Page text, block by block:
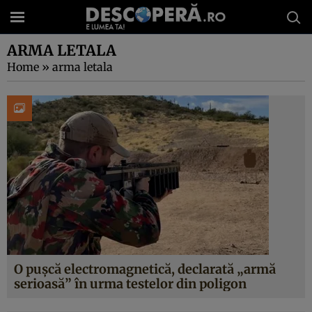
ARMA LETALA
Home » arma letala
O pușcă electromagnetică, declarată „armă
serioasă” în urma testelor din poligon